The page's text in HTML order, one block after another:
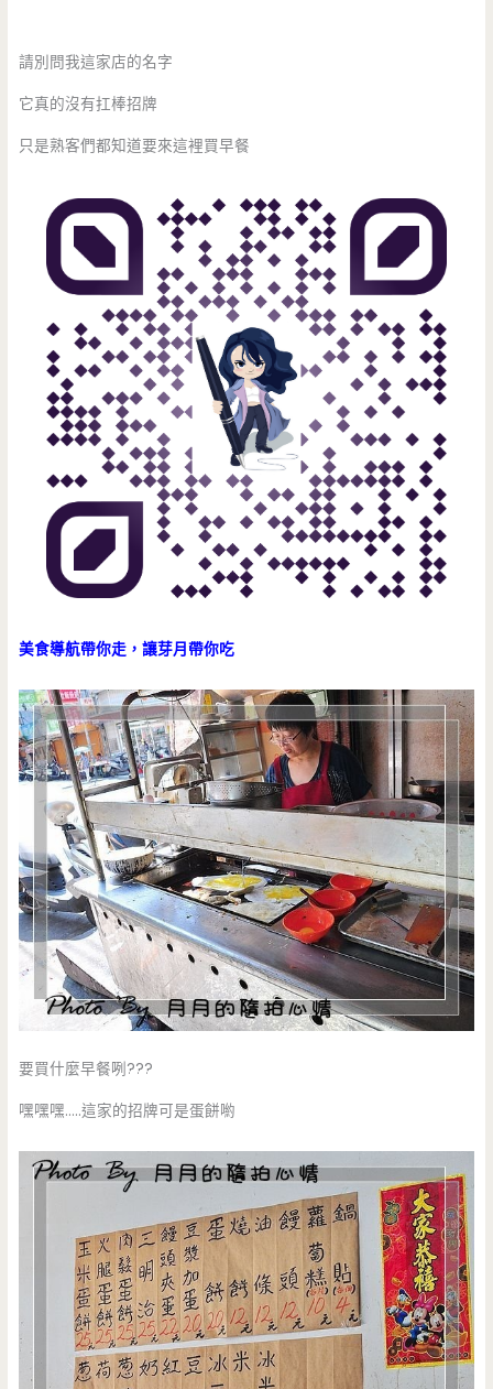
請別問我這家店的名字
它真的沒有扛棒招牌
只是熟客們都知道要來這裡買早餐
美食導航帶你走，讓芽月帶你吃
要買什麼早餐咧???
嘿嘿嘿…..這家的招牌可是蛋餅喲